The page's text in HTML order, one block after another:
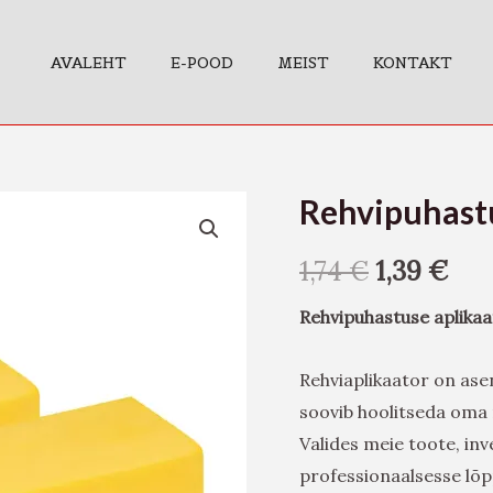
AVALEHT E-POOD MEIST KONTAKT
1,74€1,39€
Rehvipuhastuse
Rehviaplikaator on
soovib hoolitseda
Valides meie toote,
professionaalsesse
Rehvipuhastuse
2
kogus